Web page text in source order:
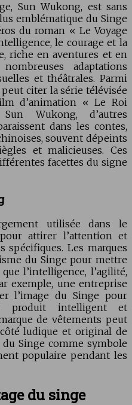
Sun Wukong, est sans
emblématique du Singe
du roman « Le Voyage
le courage et la
riche en aventures et en
adaptations
et théâtrales. Parmi
citer la série télévisée
d’animation « Le Roi
Wukong, d’autres
dans les contes,
souvent dépeints
et malicieuses. Ces
facettes du signe
utilisée dans le
attirer l’attention et
spécifiques. Les marques
du Singe pour mettre
l’intelligence, l’agilité,
exemple, une entreprise
l’image du Singe pour
produit intelligent et
de vêtements peut
ludique et original de
Singe comme symbole
populaire pendant les
du singe